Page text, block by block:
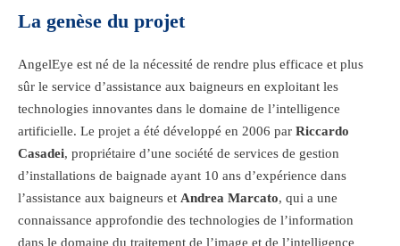
La genèse du projet
AngelEye est né de la nécessité de rendre plus efficace et plus
sûr le service d’assistance aux baigneurs en exploitant les
technologies innovantes dans le domaine de l’intelligence
artificielle. Le projet a été développé en 2006 par Riccardo
Casadei, propriétaire d’une société de services de gestion
d’installations de baignade ayant 10 ans d’expérience dans
l’assistance aux baigneurs et Andrea Marcato, qui a une
connaissance approfondie des technologies de l’information
dans le domaine du traitement de l’image et de l’intelligence